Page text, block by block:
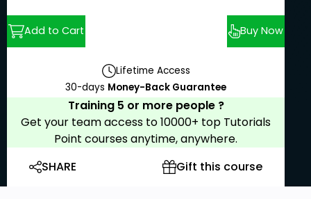
Add to Cart Buy Now
Lifetime Access
30-days Money-Back Guarantee
Training 5 or more people ?
Get your team access to 10000+ top Tutorials
Point courses anytime, anywhere.
SHARE
Gift this course